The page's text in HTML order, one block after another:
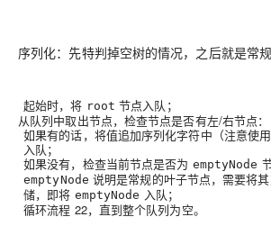
序列化：先特判掉空树的情况，之后就是常
起始时，将 root 节点入队；
从队列中取出节点，检查节点是否有左/右节点：
如果有的话，将值追加序列化字符中（注意使
入队；
如果没有，检查当前节点是否为 emptyNode
emptyNode 说明是常规的叶子节点，需要将
储，即将 emptyNode 入队；
循环流程 22，直到整个队列为空。